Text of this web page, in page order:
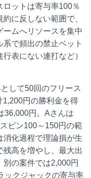
ロットは寄与率100％
に反しない範囲で、
ムへリソースを集中
で頻出の禁止ベット
表にない連打など）
して50回のフリース
1,200円の勝利金を得
36,000円。Aさんは
ピン100～150円の範
消化過程で理論損が生
残高を増やし、最大出
の案件では2,000円
ックジャックの寄与率